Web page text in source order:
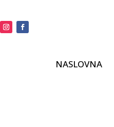
NASLOVNA